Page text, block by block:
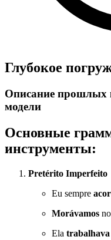
Глубокое
Описание прошлых
модели
Основные
инструменты:
Pretérito Imperfeito
Eu sempre
Morávamos
Ela trabalhava